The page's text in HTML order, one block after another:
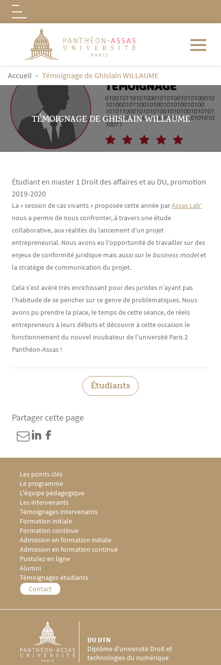
Aller au contenu principal
Logo
FIL D'ARIANE
Accueil Témoignage de Ghislain WILLAUME
TÉMOIGNAGE DE GHISLAIN WILLAUME
Étudiant en master 1 Droit des affaires et au DU, promotion
2019-2020
Contenu
Texte
La « session de cas vivants » proposée cette année parAssas Lab'
nous a permis de nous confronter, à travers une étude
collaborative, aux réalités du lancement d’un projet
entrepreneurial. Nous avons eu l'opportunité de travailler sur des
enjeux de conformité juridique mais aussi sur le business modelet
la stratégie de communication du projet.
Cela s’est avéré très enrichissant pour des juristes n’ayant pas
l’habitude de se pencher sur ce genre de problématiques. Nous
avons pu prendre la place, le temps de cette séance, de réels
entrepreneurs à leurs débuts et découvrir à cette occasion le
fonctionnement du nouvel incubateur de l'université Paris 2
Panthéon-Assas !
Étudiants
Partager cette page
Menu Footer DU DTN 1
Les points clés
Le programme
L'équipe pédagogique
Les intervenants
Témoignages intervenants
Menu Footer DU DTN 2
Formation initiale
Formation continue
Menu Footer DU DTN 3
Admission en formation initiale
Admission en formation continue
Postulez en ligne
Menu Footer DU DTN 4
Alumni
Témoignages étudiants
Menu Footer DU DTN 5
Contact
Diplôme d'université Droit et
technologies du numérique
DU DTN